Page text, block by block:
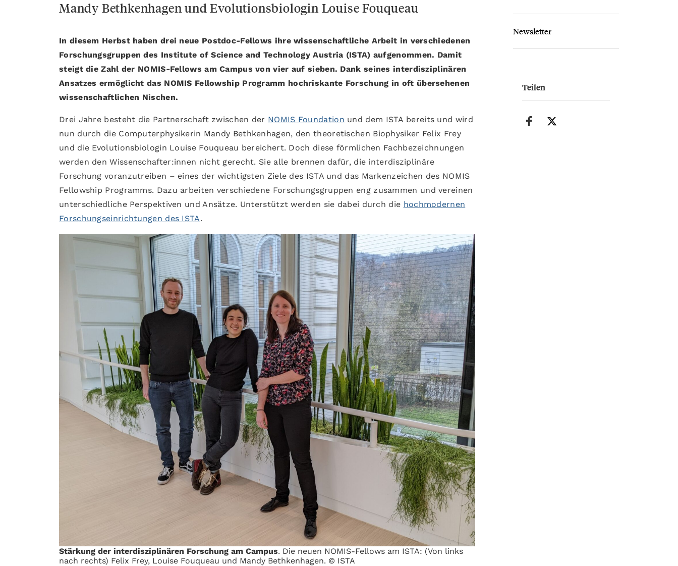
Mandy Bethkenhagen und Evolutionsbiologin Louise Fouqueau
In diesem Herbst haben drei neue Postdoc-Fellows ihre wissenschaftliche Arbeit in verschiedenen
Forschungsgruppen des Institute of Science and Technology Austria (ISTA) aufgenommen. Damit
steigt die Zahl der NOMIS-Fellows am Campus von vier auf sieben. Dank seines interdisziplinären
Ansatzes ermöglicht das NOMIS Fellowship Programm hochriskante Forschung in oft übersehenen
wissenschaftlichen Nischen.
Drei Jahre besteht die Partnerschaft zwischen der NOMIS Foundation und dem ISTA bereits und wird
nun durch die Computerphysikerin Mandy Bethkenhagen, den theoretischen Biophysiker Felix Frey
und die Evolutionsbiologin Louise Fouqueau bereichert. Doch diese förmlichen Fachbezeichnungen
werden den Wissenschafter:innen nicht gerecht. Sie alle brennen dafür, die interdisziplinäre
Forschung voranzutreiben – eines der wichtigsten Ziele des ISTA und das Markenzeichen des NOMIS
Fellowship Programms. Dazu arbeiten verschiedene Forschungsgruppen eng zusammen und vereinen
unterschiedliche Perspektiven und Ansätze. Unterstützt werden sie dabei durch die hochmodernen
Forschungseinrichtungen des ISTA.
Stärkung der interdisziplinären Forschung am Campus. Die neuen NOMIS-Fellows am ISTA: (Von links
nach rechts) Felix Frey, Louise Fouqueau und Mandy Bethkenhagen. © ISTA
Newsletter
Teilen